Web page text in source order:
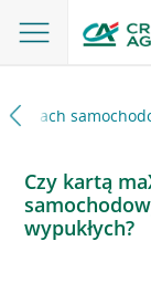
Czy kartą
wypukłych?